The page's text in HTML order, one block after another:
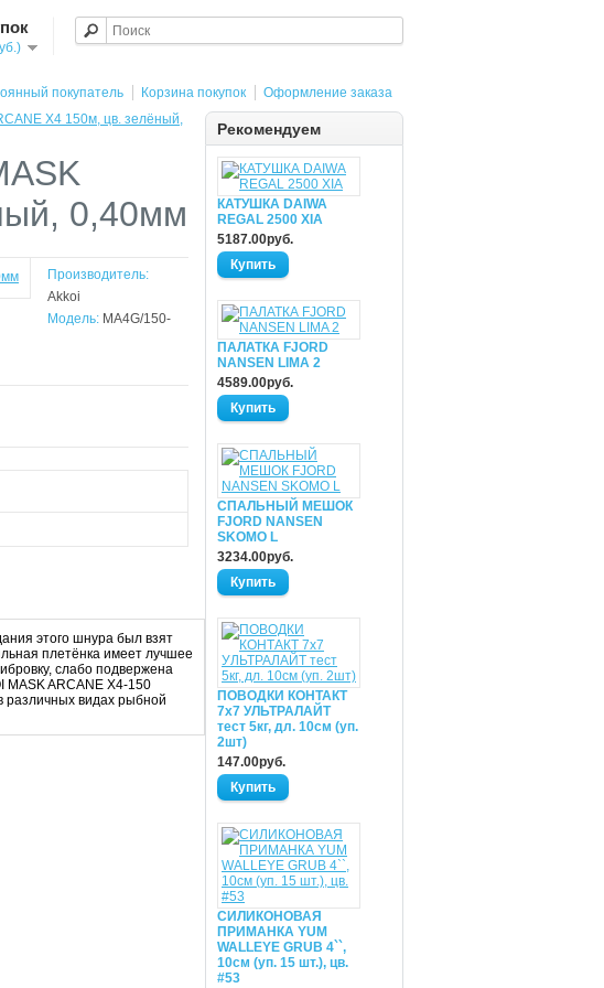
покупатель Корзина покупок Оформление заказа
Рекомендуем
КАТУШКА DAIWA
REGAL 2500 XIA
5187.00руб.
ПАЛАТКА FJORD
NANSEN LIMA 2
4589.00руб.
СПАЛЬНЫЙ МЕШОК
FJORD NANSEN
SKOMO L
3234.00руб.
ПОВОДКИ КОНТАКТ
7х7 УЛЬТРАЛАЙТ
тест 5кг, дл. 10см (уп.
2шт)
147.00руб.
СИЛИКОНОВАЯ
ПРИМАНКА YUM
WALLEYE GRUB 4``,
10см (уп. 15 шт.), цв.
#53
X4 150м, цв. зелёный,
0,40мм
Производитель:
Akkoi
Модель: MA4G/150-
этого шнура был взят
плетёнка имеет лучшее
слабо подвержена
MASK ARCANE X4-150
различных видах рыбной